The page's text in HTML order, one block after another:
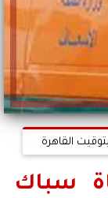
بتوقيت القاهرة
سباك